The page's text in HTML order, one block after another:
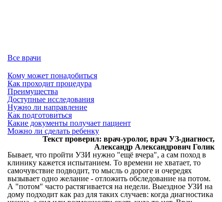
Все врачи
Кому может понадобиться
Как проходит процедура
Преимущества
Доступные исследования
Нужно ли направление
Как подготовиться
Какие документы получает пациент
Можно ли сделать ребенку
Текст проверил: врач-уролог, врач УЗ-диагност,
Александр Александрович Голик
Бывает, что пройти УЗИ нужно "ещё вчера", а сам поход в
клинику кажется испытанием. То времени не хватает, то
самочувствие подводит, то мысль о дороге и очередях
вызывает одно желание - отложить обследование на потом.
А "потом" часто растягивается на недели. Выездное УЗИ на
дому подходит как раз для таких случаев: когда диагностика